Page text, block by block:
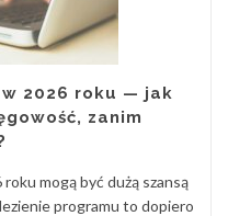
2026 roku — jak
zanim
mogą być dużą szansą
programu to dopiero